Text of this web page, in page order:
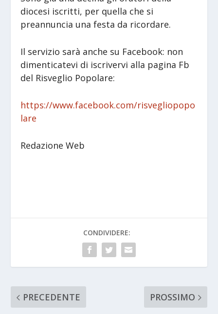
diocesi iscritti, per quella che si
preannuncia una festa da ricordare.
Il servizio sarà anche su Facebook: non
dimenticatevi di iscrivervi alla pagina Fb
del Risveglio Popolare:
https://www.facebook.com/risvegliopopo
lare
Redazione Web
CONDIVIDERE:
PRECEDENTE
PROSSIMO